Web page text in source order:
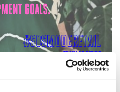
consi­dé­rons la poli­tique de